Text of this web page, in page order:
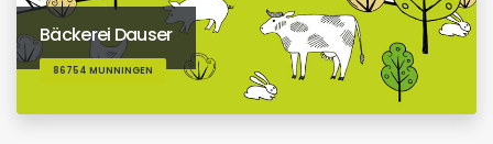
Bäckerei Dauser
86754 MUNNINGEN